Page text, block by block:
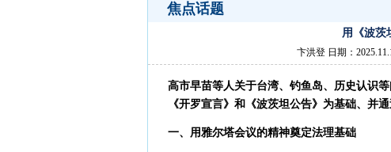
焦点话题
用《波茨
卞洪登 日期：
高市早苗等人关于台湾、钓鱼岛、历史认识
《开罗宣言》和《波茨坦公告》为基础、并
一、用雅尔塔会议的精神奠定法理基础